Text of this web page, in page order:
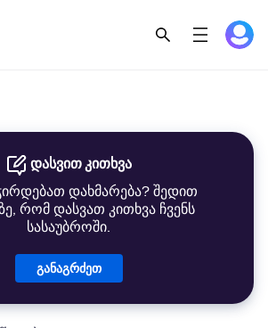
დასვით კითხვა
დახმარება? შედით
რომ დასვათ კითხვა ჩვენს
სასაუბროში.
განაგრძეთ